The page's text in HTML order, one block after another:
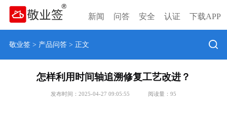
新闻 问答 安全 认证 下载APP
敬业签> 产品问答> 正文
怎样利用时间轴追溯修复工艺改进？
发布时间：2025-04-27 09:05:55 阅读量： 95